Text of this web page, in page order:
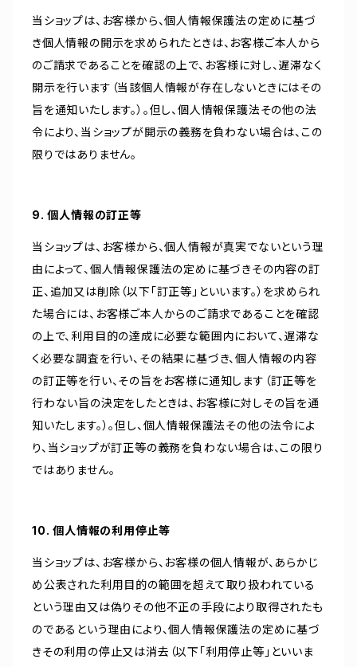
当ショップは、お客様から、個人情報保護法の定めに基づ
き個人情報の開示を求められたときは、お客様ご本人から
のご請求であることを確認の上で、お客様に対し、遅滞なく
開示を行います（当該個人情報が存在しないときにはその
旨を通知いたします。）。但し、個人情報保護法その他の法
令により、当ショップが開示の義務を負わない場合は、この
限りではありません。
9. 個人情報の訂正等
当ショップは、お客様から、個人情報が真実でないという理
由によって、個人情報保護法の定めに基づきその内容の訂
正、追加又は削除（以下「訂正等」といいます。）を求められ
た場合には、お客様ご本人からのご請求であることを確認
の上で、利用目的の達成に必要な範囲内において、遅滞な
く必要な調査を行い、その結果に基づき、個人情報の内容
の訂正等を行い、その旨をお客様に通知します（訂正等を
行わない旨の決定をしたときは、お客様に対しその旨を通
知いたします。）。但し、個人情報保護法その他の法令によ
り、当ショップが訂正等の義務を負わない場合は、この限り
ではありません。
10. 個人情報の利用停止等
当ショップは、お客様から、お客様の個人情報が、あらかじ
め公表された利用目的の範囲を超えて取り扱われている
という理由又は偽りその他不正の手段により取得されたも
のであるという理由により、個人情報保護法の定めに基づ
きその利用の停止又は消去（以下「利用停止等」といいま